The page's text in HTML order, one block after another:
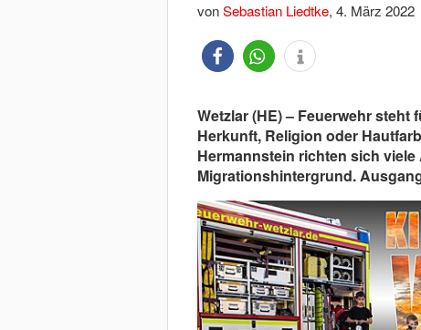
vonSebastian Liedtke, 4. März 2022
Wetzlar (HE) – Feuerwehr
Herkunft, Religion oder
Hermannstein richten sich
Migrationshintergrund.